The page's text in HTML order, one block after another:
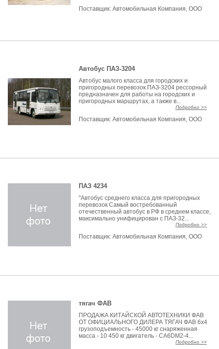
Поставщик:Автомобильная Компания, ООО
Автобус ПАЗ-3204
Автобус малого класса для городских и
пригородных перевозок ПАЗ-3204 рессорный
предназначен для работы на городских и
пригородных маршрутах, а также в...
Подробно >>
Поставщик:Автомобильная Компания, ООО
ПАЗ 4234
"Автобус среднего класса для пригородных
перевозок Самый востребованный
отечественный автобус в РФ в среднем классе,
максимально унифицирован с ПАЗ-32...
Подробно >>
Поставщик:Автомобильная Компания, ООО
тягач ФАВ
ПРОДАЖА КИТАЙСКОЙ АВТОТЕХНИКИ ФАВ
ОТ ОФИЦИАЛЬНОГО ДИЛЕРА ТЯГАЧ ФАВ 6х4
грузоподъемность - 45000 кг снаряженная
масса - 10 450 кг двигатель - CA6DM2-4...
Подробно >>